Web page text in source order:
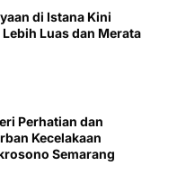
di Istana Kini
Luas dan Merata
Perhatian dan
Kecelakaan
Semarang